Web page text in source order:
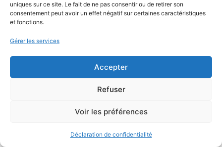
uniques sur ce site. Le fait de ne pas consentir ou de retirer son
consentement peut avoir un effet négatif sur certaines caractéristiques
et fonctions.
Gérer les services
Accepter
Refuser
Voir les préférences
Déclaration de confidentialité